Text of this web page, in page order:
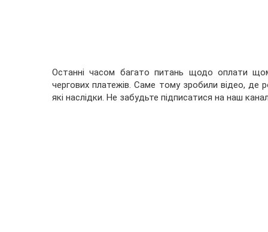
Останні часом багато питань щодо оплати
чергових платежів. Саме тому зробили відео, де
які наслідки. Не забудьте підписатися на наш